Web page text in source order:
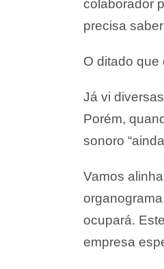
colaborador
precisa
O ditado que
Já vi
Porém,
sonoro
Vamos
ocupará.
empresa